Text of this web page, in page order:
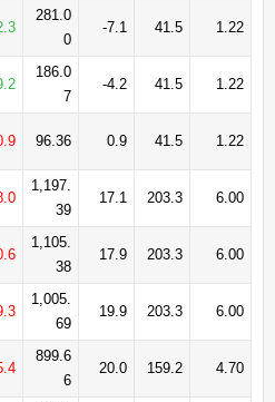
281.0
0
-7.1 41.5 1.22
186.0
7
-4.2 41.5 1.22
96.36 0.9 41.5 1.22
1,197.
39
17.1 203.3 6.00
1,105.
38
17.9 203.3 6.00
1,005.
69
19.9 203.3 6.00
899.6
6
20.0 159.2 4.70